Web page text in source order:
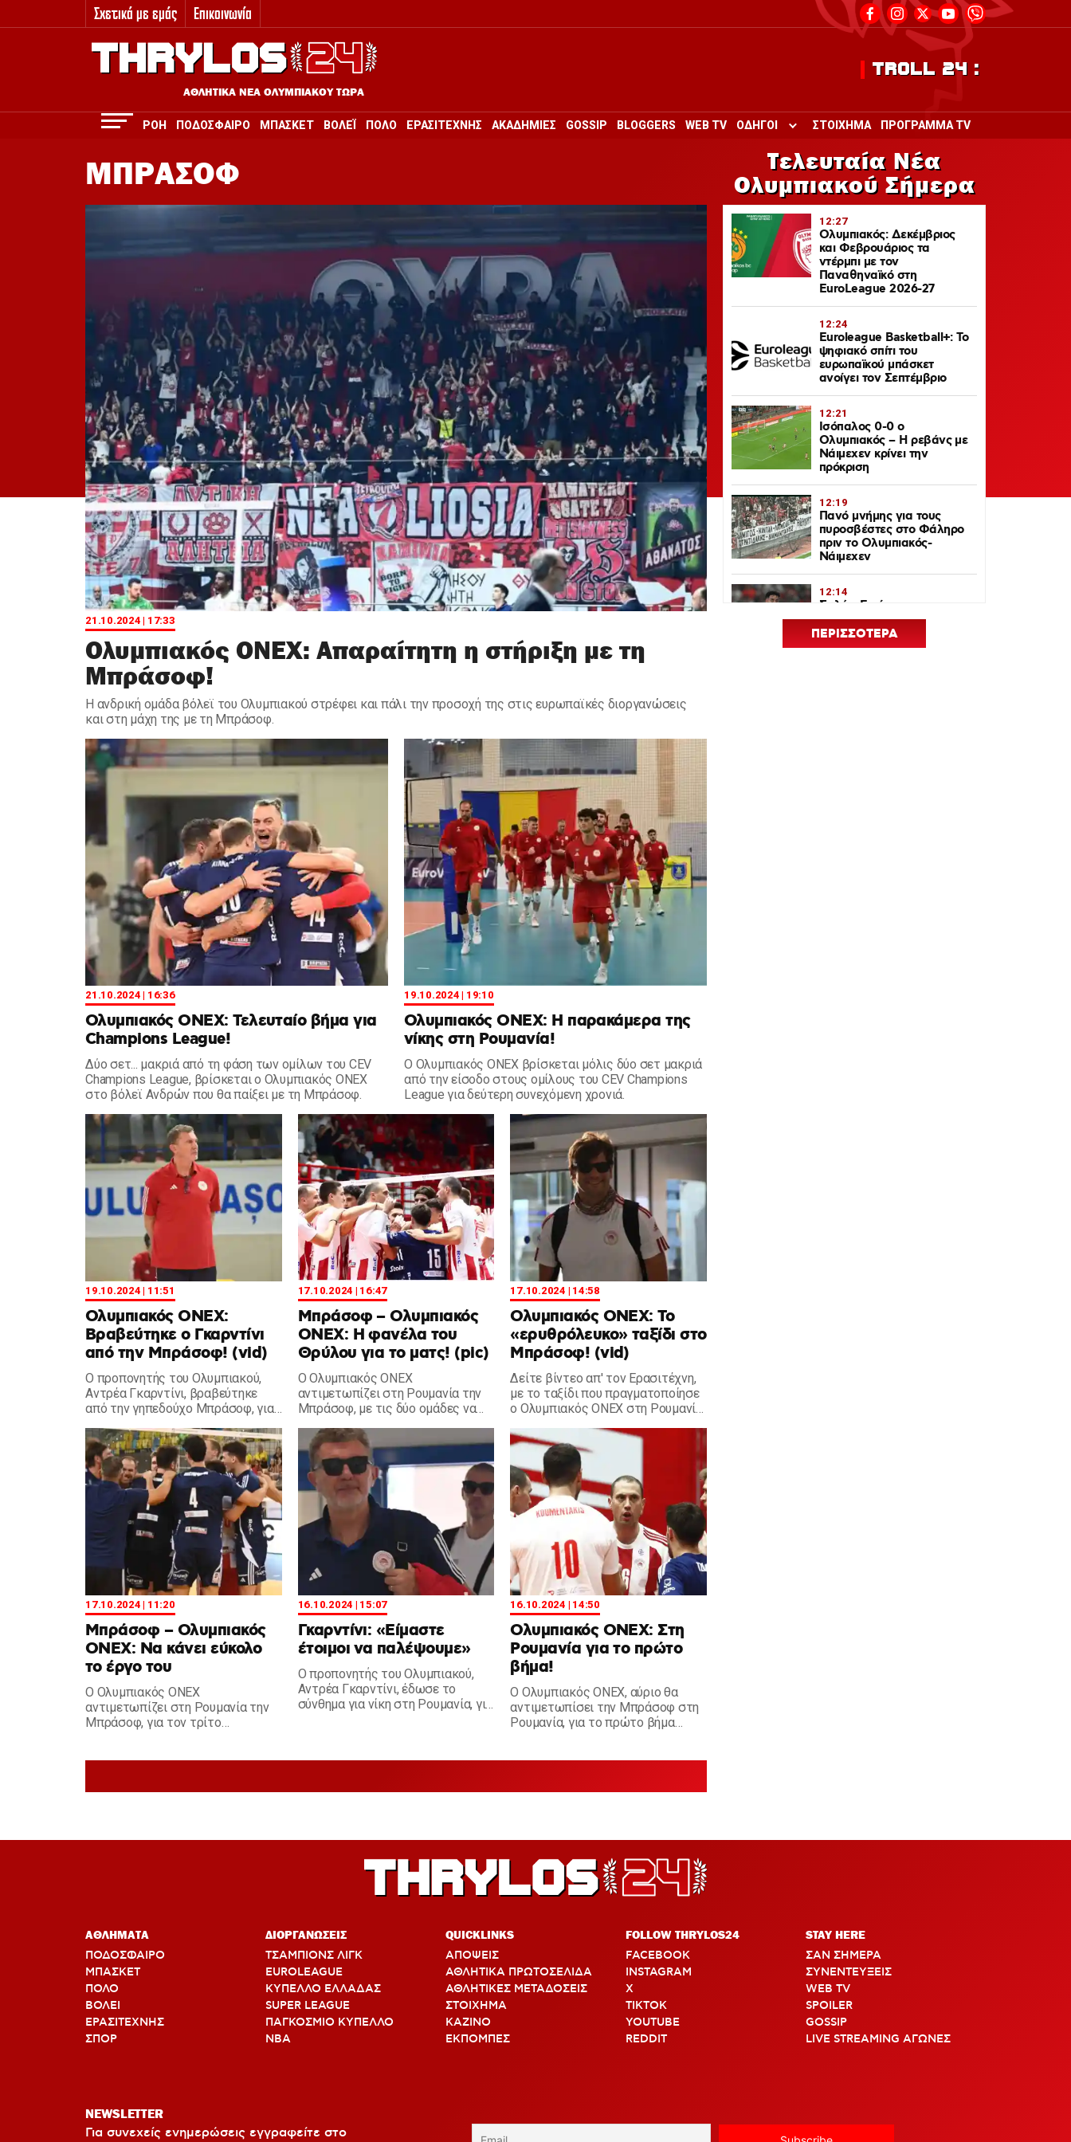
Σχετικά με εμάς Επικοινωνία
ΑΘΛΗΤΙΚΑ ΝΕΑ ΟΛΥΜΠΙΑΚΟΥ ΤΩΡΑ
TROLL 24 :
ΡΟΗ ΠΟΔΟΣΦΑΙΡΟ ΜΠΑΣΚΕΤ ΒΟΛΕΪ ΠΟΛΟ ΕΡΑΣΙΤΕΧΝΗΣ ΑΚΑΔΗΜΙΕΣ GOSSIP BLOGGERS WEB TV
ΟΔΗΓΟΙ
Toggle submenu for ΟΔΗΓΟΙ
ΣΤΟΙΧΗΜΑ ΠΡΟΓΡΑΜΜΑ TV
ΜΠΡΑΣΟΦ
21.10.2024 | 17:33
Ολυμπιακός ONEX: Απαραίτητη η στήριξη με τη
Μπράσοφ!
Η ανδρική ομάδα βόλεϊ του Ολυμπιακού στρέφει και πάλι την προσοχή της στις ευρωπαϊκές διοργανώσεις
και στη μάχη της με τη Μπράσοφ.
21.10.2024 | 16:36
Ολυμπιακός ΟΝΕΧ: Τελευταίο βήμα για
Champions League!
Δύο σετ... μακριά από τη φάση των ομίλων του CEV
Champions League, βρίσκεται ο Ολυμπιακός ΟΝΕΧ
στο βόλεϊ Ανδρών που θα παίξει με τη Μπράσοφ.
19.10.2024 | 19:10
Ολυμπιακός ΟΝΕΧ: Η παρακάμερα της
νίκης στη Ρουμανία!
Ο Ολυμπιακός ΟΝΕΧ βρίσκεται μόλις δύο σετ μακριά
από την είσοδο στους ομίλους του CEV Champions
League για δεύτερη συνεχόμενη χρονιά.
19.10.2024 | 11:51
Ολυμπιακός ΟΝΕΧ:
Βραβεύτηκε ο Γκαρντίνι
από την Μπράσοφ! (vid)
Ο προπονητής του Ολυμπιακού,
Αντρέα Γκαρντίνι, βραβεύτηκε
από την γηπεδούχο Μπράσοφ, για
βόλεϊ.
17.10.2024 | 16:47
Μπράσοφ – Ολυμπιακός
ΟΝΕΧ: Η φανέλα του
Θρύλου για το ματς! (pic)
Ο Ολυμπιακός ΟΝΕΧ
αντιμετωπίζει στη Ρουμανία την
Μπράσοφ, με τις δύο ομάδες να
φορούν απόψε.
17.10.2024 | 14:58
Ολυμπιακός ΟΝΕΧ: Το
«ερυθρόλευκο» ταξίδι στο
Μπράσοφ! (vid)
Δείτε βίντεο απ' τον Ερασιτέχνη,
με το ταξίδι που πραγματοποίησε
ο Ολυμπιακός ΟΝΕΧ στη Ρουμανία,
17.10.2024 | 11:20
Μπράσοφ – Ολυμπιακός
ΟΝΕΧ: Να κάνει εύκολο
το έργο του
Ο Ολυμπιακός ΟΝΕΧ
αντιμετωπίζει στη Ρουμανία την
Μπράσοφ, για τον τρίτο
16.10.2024 | 15:07
Γκαρντίνι: «Είμαστε
έτοιμοι να παλέψουμε»
Ο προπονητής του Ολυμπιακού,
Αντρέα Γκαρντίνι, έδωσε το
σύνθημα για νίκη στη Ρουμανία, για
16.10.2024 | 14:50
Ολυμπιακός ΟΝΕΧ: Στη
Ρουμανία για το πρώτο
βήμα!
Ο Ολυμπιακός ΟΝΕΧ, αύριο θα
αντιμετωπίσει την Μπράσοφ στη
Ρουμανία, για το πρώτο βήμα
Τελευταία Νέα
Ολυμπιακού Σήμερα
12:27
Ολυμπιακός: Δεκέμβριος
και Φεβρουάριος τα
ντέρμπι με τον
Παναθηναϊκό στη
EuroLeague 2026-27
12:24
Euroleague Basketball+: Το
ψηφιακό σπίτι του
ευρωπαϊκού μπάσκετ
ανοίγει τον Σεπτέμβριο
12:21
Ισόπαλος 0-0 ο
Ολυμπιακός – Η ρεβάνς με
Νάιμεχεν κρίνει την
πρόκριση
12:19
Πανό μνήμης για τους
πυροσβέστες στο Φάληρο
πριν το Ολυμπιακός-
Νάιμεχεν
12:14
Σαλάχ-Εντίν στον
Ολυμπιακό: Επικοινώνησε
με Ελ Κααμπί και
Μεντιλίμπαρ
ΠΕΡΙΣΣΟΤΕΡΑ
ΑΘΛΗΜΑΤΑ
ΠΟΔΟΣΦΑΙΡΟ
ΜΠΑΣΚΕΤ
ΠΟΛΟ
ΒΟΛΕΙ
ΕΡΑΣΙΤΕΧΝΗΣ
ΣΠΟΡ
ΔΙΟΡΓΑΝΩΣΕΙΣ
ΤΣΑΜΠΙΟΝΣ ΛΙΓΚ
EUROLEAGUE
ΚΥΠΕΛΛΟ ΕΛΛΑΔΑΣ
SUPER LEAGUE
ΠΑΓΚΟΣΜΙΟ ΚΥΠΕΛΛΟ
ΝΒΑ
QUICKLINKS
ΑΠΟΨΕΙΣ
ΑΘΛΗΤΙΚΑ ΠΡΩΤΟΣΕΛΙΔΑ
ΑΘΛΗΤΙΚΕΣ ΜΕΤΑΔΟΣΕΙΣ
ΣΤΟΙΧΗΜΑ
ΚΑΖΙΝΟ
ΕΚΠΟΜΠΕΣ
FOLLOW THRYLOS24
FACEBOOK
INSTAGRAM
X
TIKTOK
YOUTUBE
REDDIT
STAY HERE
ΣΑΝ ΣΗΜΕΡΑ
ΣΥΝΕΝΤΕΥΞΕΙΣ
WEB TV
SPOILER
GOSSIP
LIVE STREAMING ΑΓΩΝΕΣ
NEWSLETTER
Για συνεχείς ενημερώσεις εγγραφείτε στο